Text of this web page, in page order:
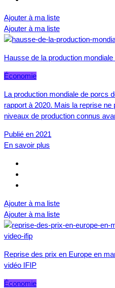
Ajouter à ma liste
Ajouter à ma liste
Hausse de la production mondiale
Économie
La production mondiale de porcs
rapport à 2020. Mais la reprise
niveaux de production connus
Publié en 2021
En savoir plus
Ajouter à ma liste
Ajouter à ma liste
Reprise des prix en Europe en
vidéo IFIP
Économie